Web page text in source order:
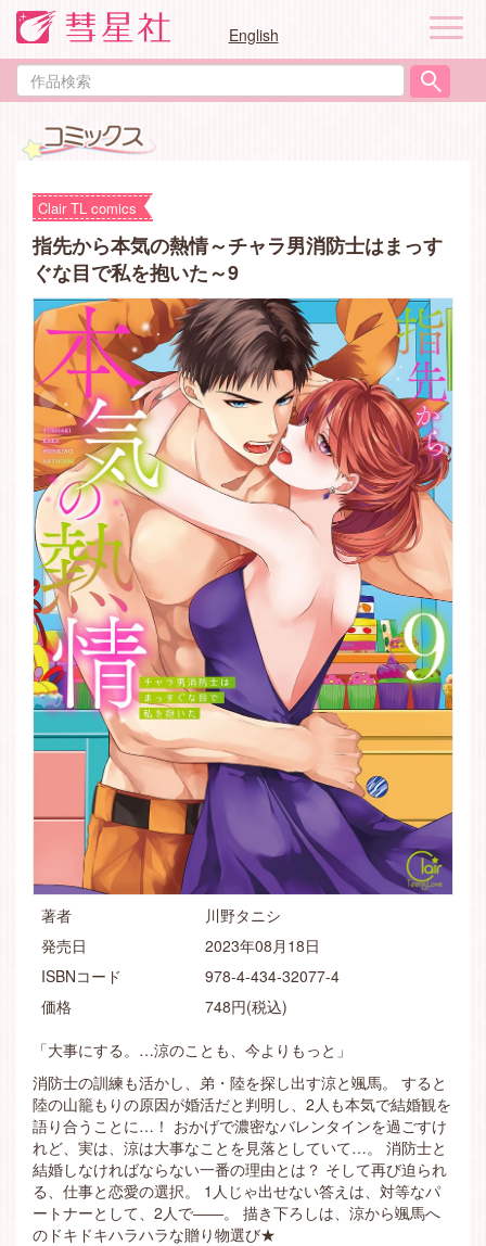
English
作
品
ナ
ゲ
ー
Clair TL comics
指先から本気の熱情～チャラ男消防士はまっす
ぐな目で私を抱いた～9
著者
川野タニシ
発売日
2023年08月18日
ISBNコード
978-4-434-32077-4
価格
748円(税込)
「大事にする。…涼のことも、今よりもっと」
消防士の訓練も活かし、弟・陸を探し出す涼と颯馬。 すると
陸の山籠もりの原因が婚活だと判明し、2人も本気で結婚観を
語り合うことに…！ おかげで濃密なバレンタインを過ごすけ
れど、実は、涼は大事なことを見落としていて…。 消防士と
結婚しなければならない一番の理由とは？ そして再び迫られ
る、仕事と恋愛の選択。 1人じゃ出せない答えは、対等なパ
ートナーとして、2人で――。 描き下ろしは、涼から颯馬へ
のドキドキハラハラな贈り物選び★